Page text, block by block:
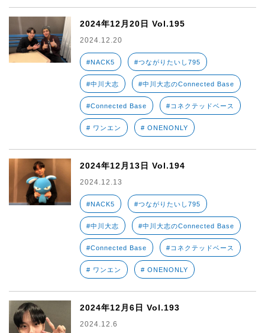
2024年12月20日 Vol.195
2024.12.20
#NACK5 #つながりたいし795
#中川大志 #中川大志のConnected Base
#Connected Base #コネクテッドベース
# ワンエン # ONENONLY
2024年12月13日 Vol.194
2024.12.13
#NACK5 #つながりたいし795
#中川大志 #中川大志のConnected Base
#Connected Base #コネクテッドベース
# ワンエン # ONENONLY
2024年12月6日 Vol.193
2024.12.6